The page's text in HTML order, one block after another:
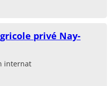
privé Nay-
internat